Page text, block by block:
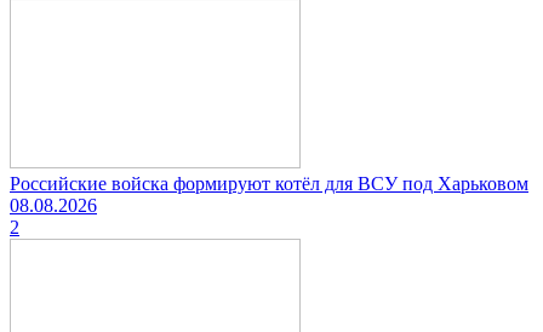
Российские войска формируют котёл для ВСУ под Харьковом
08.08.2026
2